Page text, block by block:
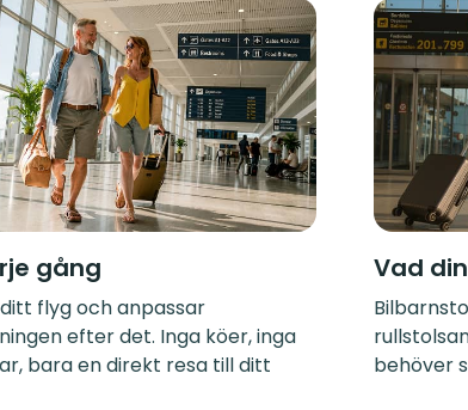
gång
flyg och anpassar
efter det. Inga köer, inga
bara en direkt resa till ditt
Vad
behöver